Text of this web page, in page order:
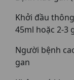
Khởi đầu
45ml hoặc 2-3
Người bệnh
gan